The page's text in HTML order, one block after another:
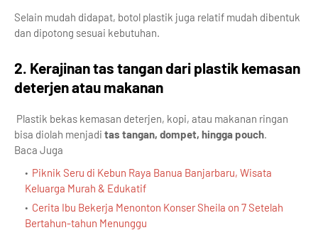
Selain mudah didapat, botol plastik juga relatif mudah dibentuk
dan dipotong sesuai kebutuhan.
2. Kerajinan tas tangan dari plastik kemasan
deterjen atau makanan
Plastik bekas kemasan deterjen, kopi, atau makanan ringan
bisa diolah menjadi tas tangan, dompet, hingga pouch.
Baca Juga
Piknik Seru di Kebun Raya Banua Banjarbaru, Wisata
Keluarga Murah & Edukatif
Cerita Ibu Bekerja Menonton Konser Sheila on 7 Setelah
Bertahun-tahun Menunggu